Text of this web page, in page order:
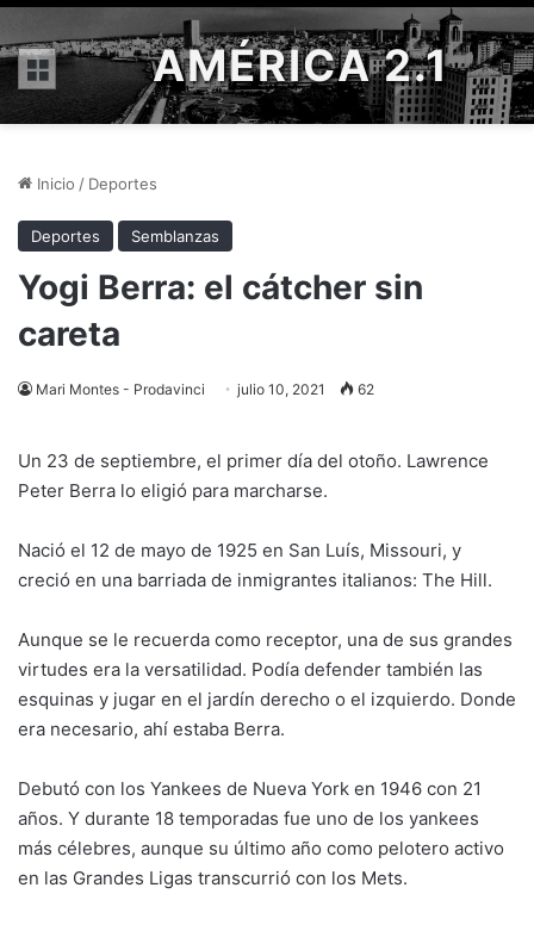
Menú AMÉRICA 2.1
Inicio / Deportes
Deportes Semblanzas
Yogi Berra: el cátcher sin
careta
Mari Montes - Prodavinci julio 10, 2021 62
Un 23 de septiembre, el primer día del otoño. Lawrence
Peter Berra lo eligió para marcharse.
Nació el 12 de mayo de 1925 en San Luís, Missouri, y
creció en una barriada de inmigrantes italianos: The Hill.
Aunque se le recuerda como receptor, una de sus grandes
virtudes era la versatilidad. Podía defender también las
esquinas y jugar en el jardín derecho o el izquierdo. Donde
era necesario, ahí estaba Berra.
Debutó con los Yankees de Nueva York en 1946 con 21
años. Y durante 18 temporadas fue uno de los yankees
más célebres, aunque su último año como pelotero activo
en las Grandes Ligas transcurrió con los Mets.